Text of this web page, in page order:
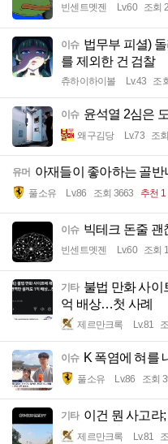
빈센트멧젠 Lv.60 조회
이슈 법무부 피셜)
를 제외한 건 검찰
츄하이하이볼 Lv.43 조
이슈 윤석열 2심은
왜구김당 Lv.73 조
유머 아재들이 좋아하는 골반
풀소유 Lv.86 조회 3663 추천 1
이슈 빅테크 돈줄
빈센트멧젠 Lv.60 조회
기타 불법 만화 사이
억 배상…첫 사례
제르만크록 Lv.81
이슈 K 폭염에 혀를
풀소유 Lv.86 조회
기타 이건 뭔 사고랴;
제르만크록 Lv.81